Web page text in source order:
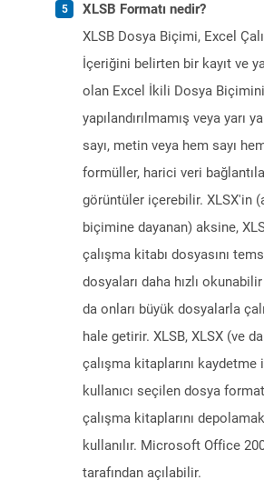
XLSB Formatı nedir?
XLSB Dosya Biçimi, Excel
İçeriğini belirten bir kayıt ve
olan Excel İkili Dosya
yapılandırılmamış veya yarı
sayı, metin veya hem sayı
formüller, harici veri
görüntüler içerebilir. XLSX'in
biçimine dayanan) aksine,
çalışma kitabı dosyasını
dosyaları daha hızlı
da onları büyük dosyalarla
hale getirir. XLSB, XLSX (ve
çalışma kitaplarını kaydetme
kullanıcı seçilen dosya
çalışma kitaplarını
kullanılır. Microsoft Office
tarafından açılabilir.